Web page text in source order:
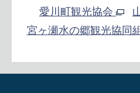
愛川町観光協会
宮ヶ瀬水の郷観光協同